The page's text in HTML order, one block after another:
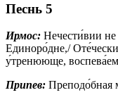
Песнь 5
Ирмос: Нечести́вии
Единоро́дне,/
у́тренююще,
Припев: Преподо́бная